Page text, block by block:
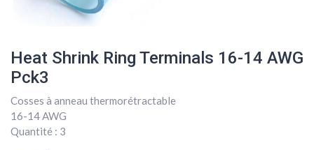
Heat Shrink Ring Terminals 16-14 AWG
Pck3
Cosses à anneau thermorétractable
16-14 AWG
Quantité : 3